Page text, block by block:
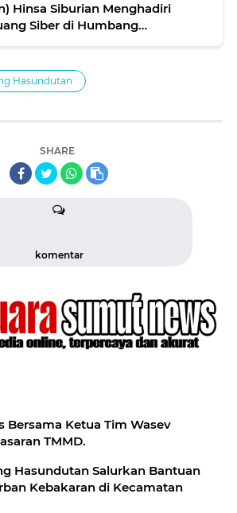
Hinsa Siburian Menghadiri
Siber di Humbang
Hasundutan
SHARE
komentar
Bersama Ketua Tim Wasev
TMMD.
Hasundutan Salurkan Bantuan
Kebakaran di Kecamatan